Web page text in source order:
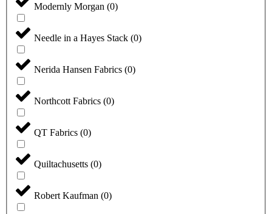
Modernly Morgan (0)
Needle in a Hayes Stack (0)
Nerida Hansen Fabrics (0)
Northcott Fabrics (0)
QT Fabrics (0)
Quiltachusetts (0)
Robert Kaufman (0)